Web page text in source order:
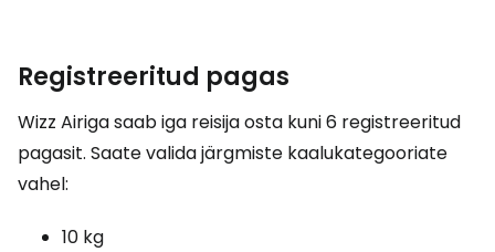
Registreeritud pagas
Wizz Airiga saab iga reisija osta kuni 6 registreeritud
pagasit. Saate valida järgmiste kaalukategooriate
vahel:
10 kg